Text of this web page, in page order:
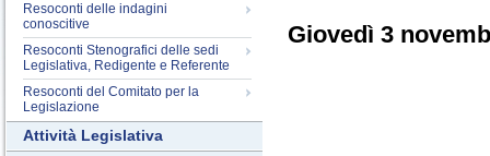
Resoconti delle indagini
conoscitive
Resoconti Stenografici delle sedi
Legislativa, Redigente e Referente
Resoconti del Comitato per la
Legislazione
Attività Legislativa
Giovedì 3